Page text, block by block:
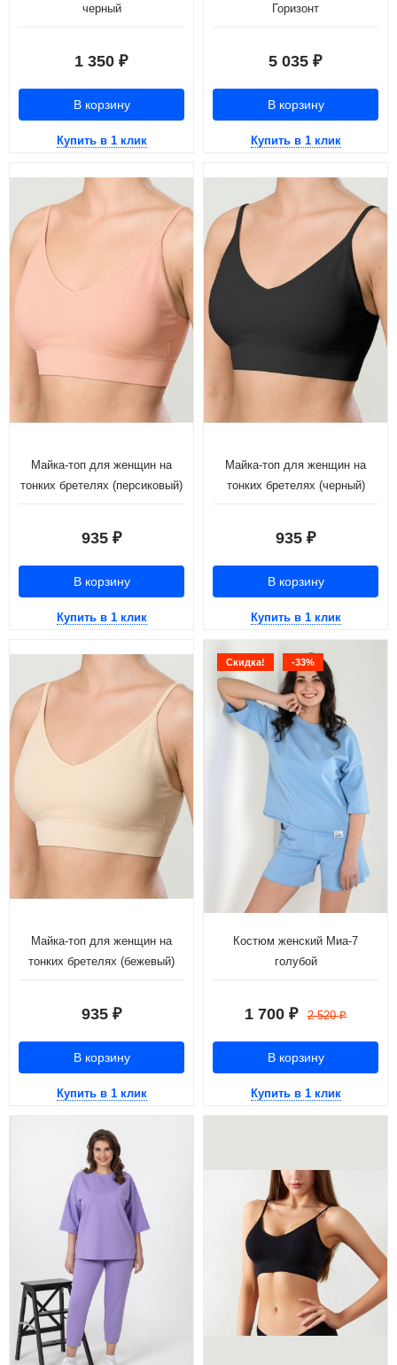
черный
1 350 ₽
В корзину
Купить в 1 клик
Горизонт
5 035 ₽
В корзину
Купить в 1 клик
Майка-топ для женщин на
тонких бретелях (персиковый)
935 ₽
В корзину
Купить в 1 клик
Майка-топ для женщин на
тонких бретелях (черный)
935 ₽
В корзину
Купить в 1 клик
Майка-топ для женщин на
тонких бретелях (бежевый)
935 ₽
В корзину
Купить в 1 клик
Скидка! -33%
Костюм женский Миа-7
голубой
1 700 ₽ 2 520₽
В корзину
Купить в 1 клик